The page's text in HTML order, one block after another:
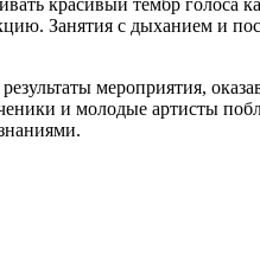
красивый тембр голоса
Занятия с дыханием и
мероприятия,
и молодые артисты